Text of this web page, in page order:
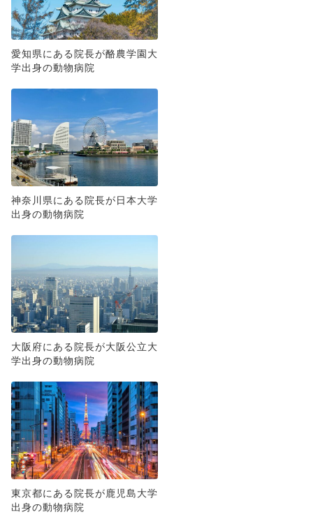
愛知県にある院長が酪農学園大
学出身の動物病院
神奈川県にある院長が日本大学
出身の動物病院
大阪府にある院長が大阪公立大
学出身の動物病院
東京都にある院長が鹿児島大学
出身の動物病院